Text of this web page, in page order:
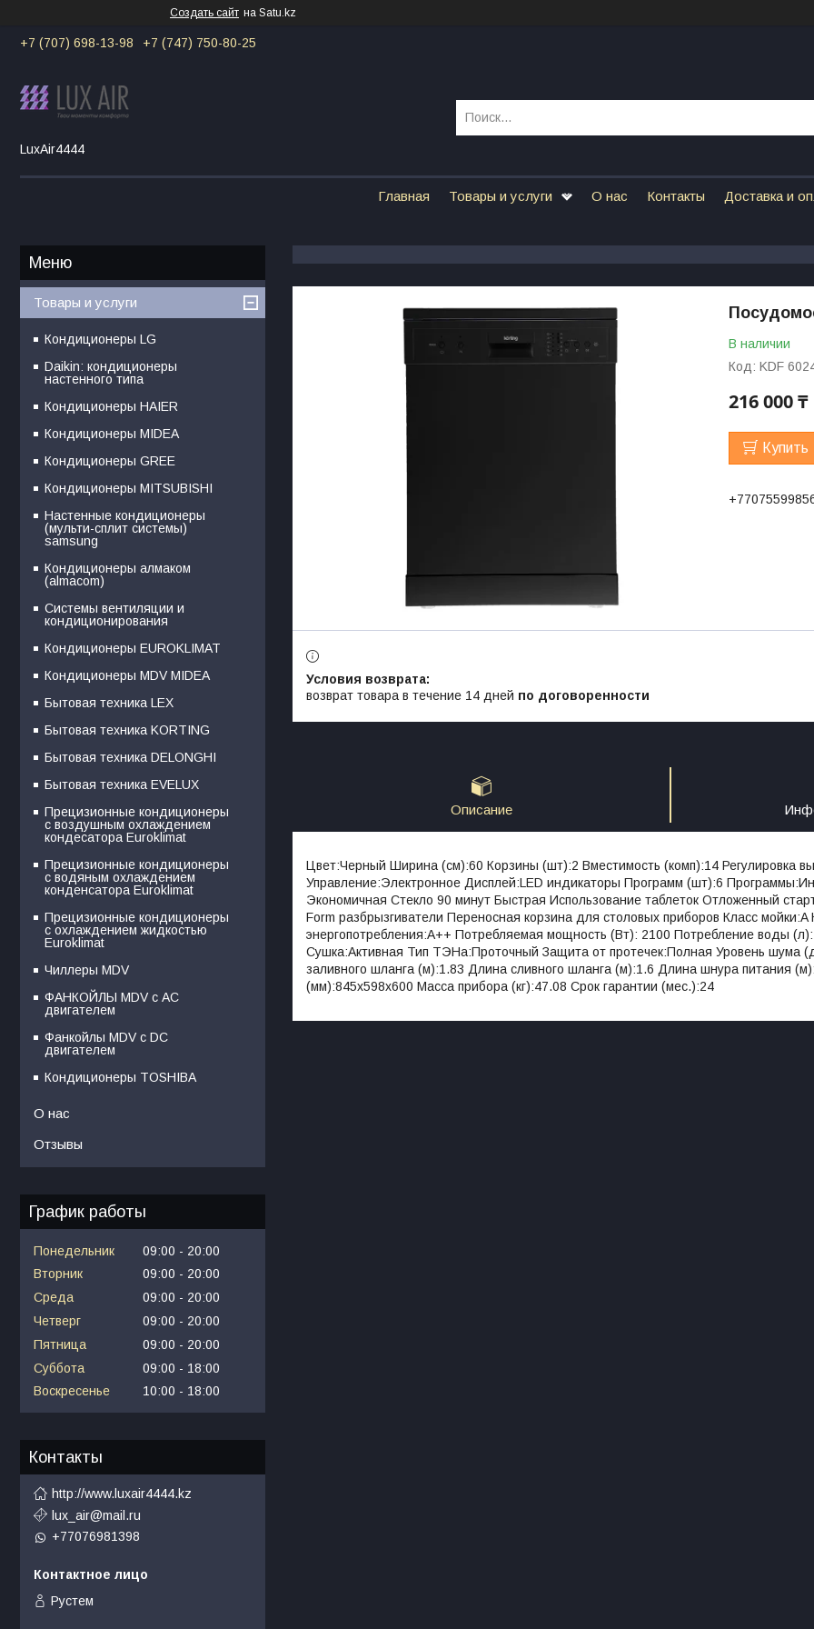
Создать сайт на Satu.kz
+7 (707) 698-13-98 +7 (747) 750-80-25
LuxAir4444
Главная Товары и услуги О нас Контакты Доставка и
В наличии
Код: KDF
216 000 ₸
Купить
возврат товара в течение 14 дней по договоренности
Описание
Цвет:Черный Ширина (см):60 Корзины (шт):2 Вместимость (комп):14 Регулировка
Управление:Электронное Дисплей:LED индикаторы Программ (шт):6
Экономичная Стекло 90 минут Быстрая Использование таблеток Отложенный
Form разбрызгиватели Переносная корзина для столовых приборов Класс мойки:A
энергопотребления:A++ Потребляемая мощность (Вт): 2100 Потребление воды
Сушка:Активная Тип ТЭНа:Проточный Защита от протечек:Полная Уровень шума
заливного шланга (м):1.83 Длина сливного шланга (м):1.6 Длина шнура питания
(мм):845x598x600 Масса прибора (кг):47.08 Срок гарантии (мес.):24
Товары и услуги
Кондиционеры LG
Daikin: кондиционеры
настенного типа
Кондиционеры HAIER
Кондиционеры MIDEA
Кондиционеры GREE
Кондиционеры MITSUBISHI
Настенные кондиционеры
(мульти-сплит системы)
samsung
Кондиционеры алмаком
(almacom)
Системы вентиляции и
кондиционирования
Кондиционеры EUROKLIMAT
Кондиционеры MDV MIDEA
Бытовая техника LEX
Бытовая техника KORTING
Бытовая техника DELONGHI
Бытовая техника EVELUX
Прецизионные кондиционеры
с воздушным охлаждением
кондесатора Euroklimat
Прецизионные кондиционеры
с водяным охлаждением
конденсатора Euroklimat
Прецизионные кондиционеры
с охлаждением жидкостью
Euroklimat
Чиллеры MDV
ФАНКОЙЛЫ MDV с АС
двигателем
Фанкойлы MDV c DC
двигателем
Кондиционеры TOSHIBA
О нас
Отзывы
График работы
Понедельник 09:00
20:00
Вторник
09:00
20:00
Среда
09:00
20:00
Четверг
09:00
20:00
Пятница
09:00
20:00
Суббота
09:00
18:00
Воскресенье
10:00 18:00
Контакты
http://www.luxair4444.kz
lux_air@mail.ru
+77076981398
Рустем